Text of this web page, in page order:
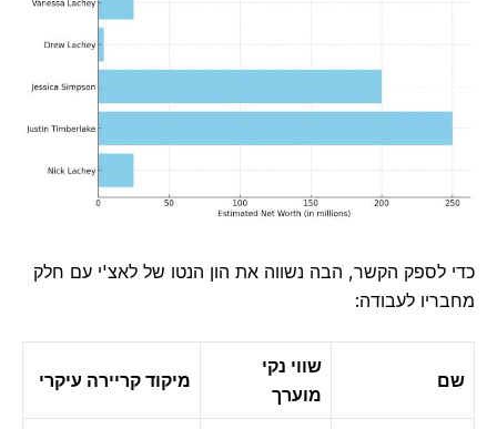
כדי לספק הקשר, הבה נשווה את הון הנטו של לאצ'י עם חלק
מחבריו לעבודה:
שם
שווי נקי
מוערך
מיקוד קריירה עיקרי